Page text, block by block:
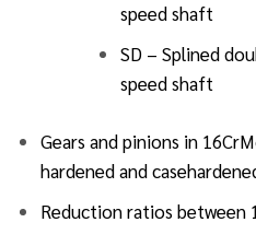
speed shaft
SD – Splined
speed shaft
Gears and pinions in
hardened and
Reduction ratios between